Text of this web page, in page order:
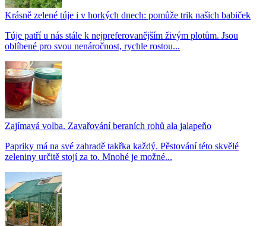
Krásně zelené túje i v horkých dnech: pomůže trik našich babiček
Túje patří u nás stále k nejpreferovanějším živým plotům. Jsou
oblíbené pro svou nenáročnost, rychle rostou...
Zajímavá volba. Zavařování beraních rohů ala jalapeňo
Papriky má na své zahradě takřka každý. Pěstování této skvělé
zeleniny určitě stojí za to. Mnohé je možné...